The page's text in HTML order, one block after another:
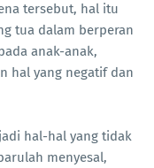
tersebut, hal itu
tua dalam berperan
anak-anak,
hal yang negatif dan
hal-hal yang tidak
menyesal,